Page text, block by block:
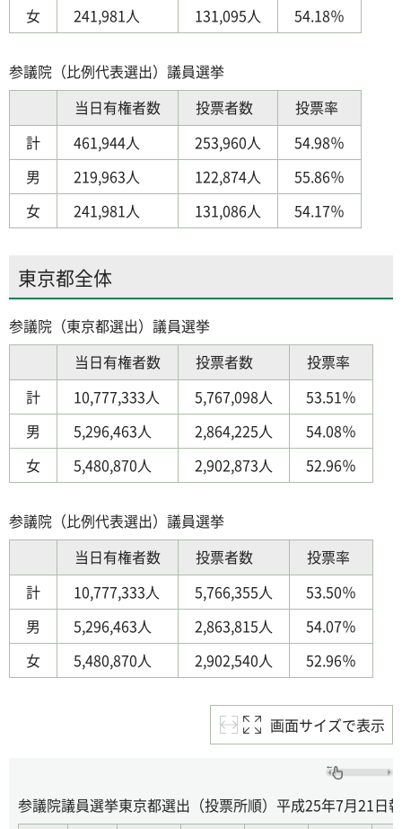
女
241,981人 131,095人 54.18％
参議院（比例代表選出）議員選挙
当日有権者数
投票者数
投票率
計
461,944人 253,960人
54.98％
男
219,963人 122,874人
55.86％
女
241,981人 131,086人 54.17％
東京都全体
参議院（東京都選出）議員選挙
当日有権者数
投票者数
投票率
計
10,777,333人 5,767,098人
53.51％
男
5,296,463人 2,864,225人
54.08％
女
5,480,870人 2,902,873人 52.96％
参議院（比例代表選出）議員選挙
当日有権者数
投票者数
投票率
計
10,777,333人 5,766,355人
53.50％
男
5,296,463人 2,863,815人
54.07％
女
5,480,870人 2,902,540人 52.96％
画面サイズで表示
参議院議員選挙東京都選出（投票所順）平成25年7月21日